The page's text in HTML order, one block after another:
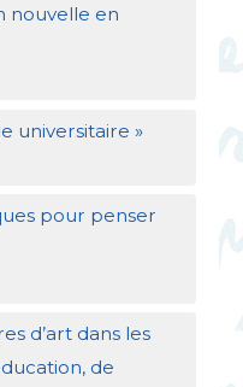
nouvelle en
universitaire »
pour penser
d’art dans les
de